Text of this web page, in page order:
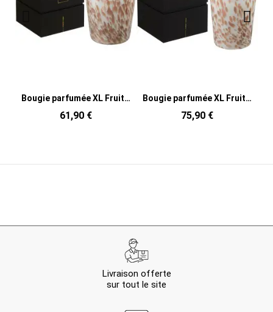
Bougie parfumée XL Fruitée 50 heures Noa Parfum Neon Night avec photophore en Verre Blanc Doré
61,90 €
Bougie parfumée XL Fruitée 68 heures Noa Parfum Neon Night avec photophore en Verre Blanc Doré
75,90 €
Livraison offerte
sur tout le site